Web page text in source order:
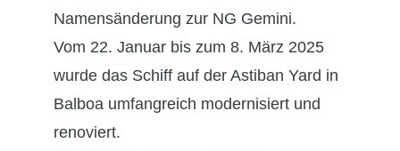
Namensänderung zur NG Gemini.
Vom 22. Januar bis zum 8. März 2025
wurde das Schiff auf der Astiban Yard in
Balboa umfangreich modernisiert und
renoviert.